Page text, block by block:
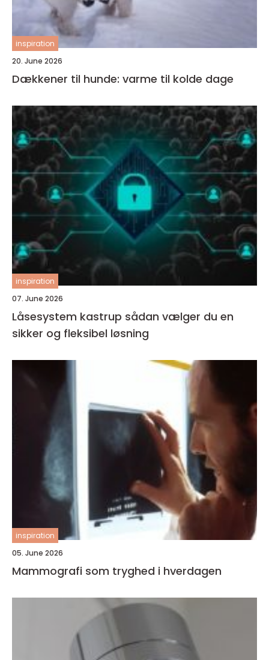
inspiration
20. June 2026
Dækkener til hunde: varme til kolde dage
inspiration
07. June 2026
Låsesystem kastrup sådan vælger du en
sikker og fleksibel løsning
inspiration
05. June 2026
Mammografi som tryghed i hverdagen